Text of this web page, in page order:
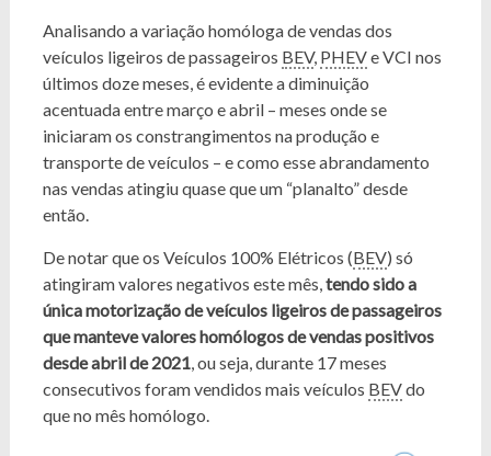
Analisando a variação homóloga de vendas dos
veículos ligeiros de passageiros BEV, PHEVe VCI nos
últimos doze meses, é evidente a diminuição
acentuada entre março e abril – meses onde se
iniciaram os constrangimentos na produção e
transporte de veículos – e como esse abrandamento
nas vendas atingiu quase que um “planalto” desde
então.
De notar que os Veículos 100% Elétricos (BEV) só
atingiram valores negativos este mês,tendo sido a
única motorização de veículos ligeiros de passageiros
que manteve valores homólogos de vendas positivos
desde abril de 2021, ou seja, durante 17 meses
consecutivos foram vendidos mais veículos BEVdo
que no mês homólogo.